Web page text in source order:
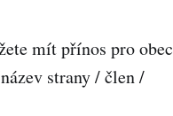
mít přínos pro obec
strany / člen /